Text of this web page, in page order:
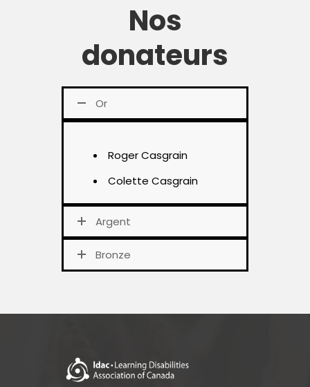
Nos
donateurs
Or
Roger Casgrain
Colette Casgrain
Argent
Bronze